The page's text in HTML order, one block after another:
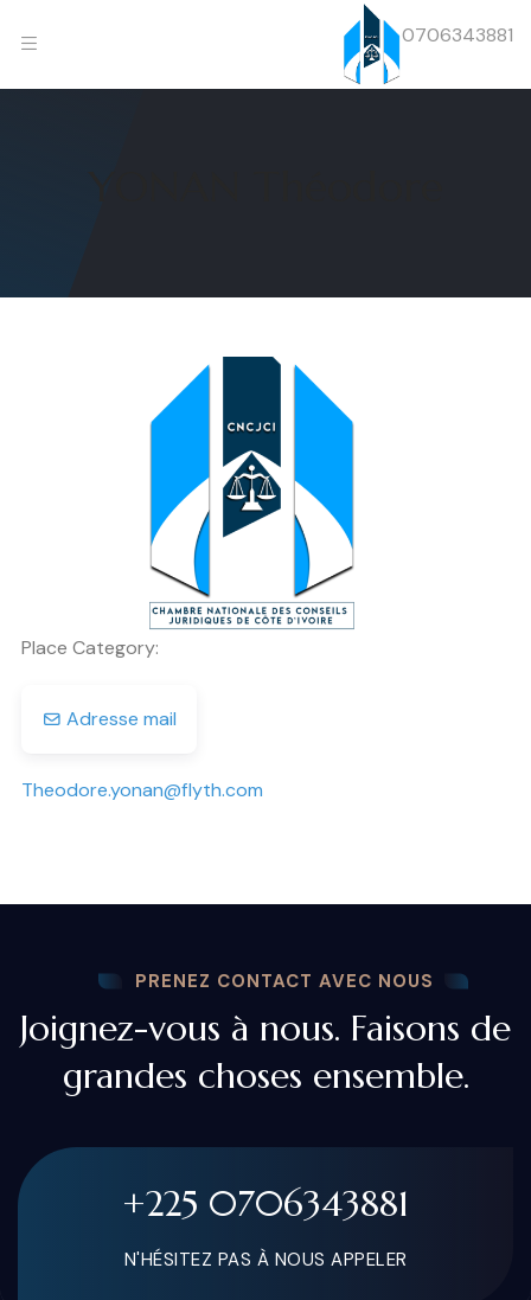
0706343881
Place Category:
Adresse mail
Theodore.yonan@flyth.com
PRENEZ CONTACT AVEC NOUS
Joignez-vous à nous. Faisons de
grandes choses ensemble.
+225 0706343881
N'HÉSITEZ PAS À NOUS APPELER